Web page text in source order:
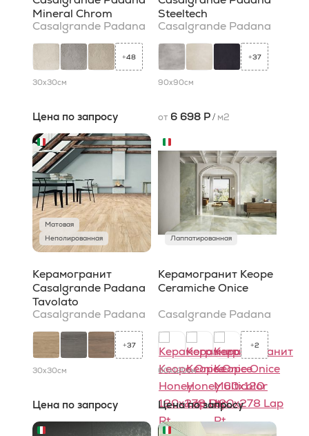
Mineral Chrom
Casalgrande Padana
+48
30x30см
Цена по запросу
Steeltech
Casalgrande Padana
+37
90x90см
от 6 698 Р/ м2
Матовая
Неполированная
Керамогранит
Casalgrande Padana
Tavolato
Casalgrande Padana
+37
30x30см
Цена по запросу
Лаппатированная
Керамогранит Keope
Ceramiche Onice
Casalgrande Padana
+2
60x120см
Цена по запросу